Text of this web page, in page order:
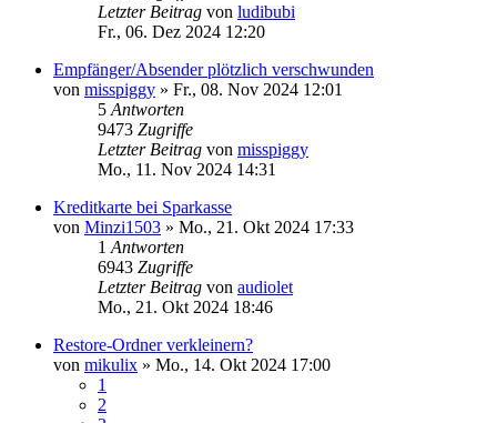
Letzter Beitrag von ludibubi
Fr., 06. Dez 2024 12:20
Empfänger/Absender plötzlich verschwunden
von misspiggy » Fr., 08. Nov 2024 12:01
5 Antworten
9473 Zugriffe
Letzter Beitrag von misspiggy
Mo., 11. Nov 2024 14:31
Kreditkarte bei Sparkasse
von Minzi1503 » Mo., 21. Okt 2024 17:33
1 Antworten
6943 Zugriffe
Letzter Beitrag von audiolet
Mo., 21. Okt 2024 18:46
Restore-Ordner verkleinern?
von mikulix » Mo., 14. Okt 2024 17:00
1
2